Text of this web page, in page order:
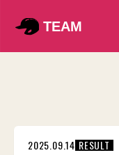
TEAM
2025.09.14 RESULT